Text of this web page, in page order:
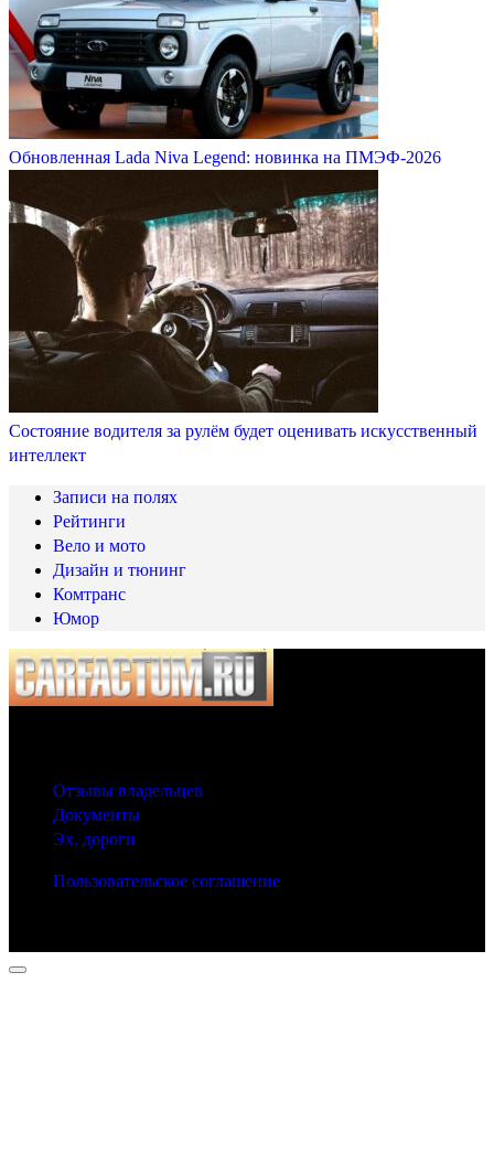
Обновленная Lada Niva Legend: новинка на ПМЭФ-2026
Состояние водителя за рулём будет оценивать искусственный
интеллект
Записи на полях
Рейтинги
Вело и мото
Дизайн и тюнинг
Комтранс
Юмор
Отзывы владельцев
Документы
Эх, дороги
Пользовательское соглашение